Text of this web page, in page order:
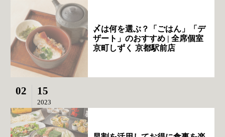
〆は何を選ぶ？「ごはん」「デ
ザート」のおすすめ | 全席個室
京町しずく 京都駅前店
02 15
2023